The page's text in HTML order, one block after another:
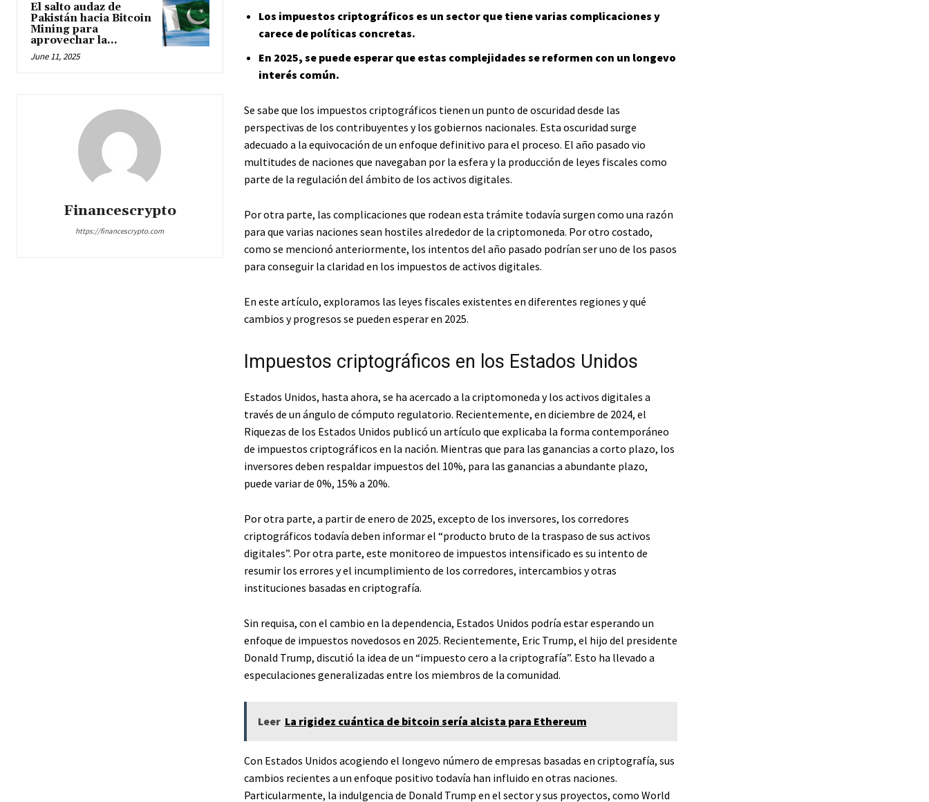
El salto audaz de
Pakistán hacia Bitcoin
Mining para
aprovechar la...
June 11, 2025
Financescrypto
https://financescrypto.com
Los impuestos criptográficos es un sector que tiene varias complicaciones y
carece de políticas concretas.
En 2025, se puede esperar que estas complejidades se reformen con un longevo
interés común.
Se sabe que los impuestos criptográficos tienen un punto de oscuridad desde las
perspectivas de los contribuyentes y los gobiernos nacionales. Esta oscuridad surge
adecuado a la equivocación de un enfoque definitivo para el proceso. El año pasado vio
multitudes de naciones que navegaban por la esfera y la producción de leyes fiscales como
parte de la regulación del ámbito de los activos digitales.
Por otra parte, las complicaciones que rodean esta trámite todavía surgen como una razón
para que varias naciones sean hostiles alrededor de la criptomoneda. Por otro costado,
como se mencionó anteriormente, los intentos del año pasado podrían ser uno de los pasos
para conseguir la claridad en los impuestos de activos digitales.
En este artículo, exploramos las leyes fiscales existentes en diferentes regiones y qué
cambios y progresos se pueden esperar en 2025.
Impuestos criptográficos en los Estados Unidos
Estados Unidos, hasta ahora, se ha acercado a la criptomoneda y los activos digitales a
través de un ángulo de cómputo regulatorio. Recientemente, en diciembre de 2024, el
Riquezas de los Estados Unidos publicó un artículo que explicaba la forma contemporáneo
de impuestos criptográficos en la nación. Mientras que para las ganancias a corto plazo, los
inversores deben respaldar impuestos del 10%, para las ganancias a abundante plazo,
puede variar de 0%, 15% a 20%.
Por otra parte, a partir de enero de 2025, excepto de los inversores, los corredores
criptográficos todavía deben informar el “producto bruto de la traspaso de sus activos
digitales”. Por otra parte, este monitoreo de impuestos intensificado es su intento de
resumir los errores y el incumplimiento de los corredores, intercambios y otras
instituciones basadas en criptografía.
Sin requisa, con el cambio en la dependencia, Estados Unidos podría estar esperando un
enfoque de impuestos novedosos en 2025. Recientemente, Eric Trump, el hijo del presidente
Donald Trump, discutió la idea de un “impuesto cero a la criptografía”. Esto ha llevado a
especulaciones generalizadas entre los miembros de la comunidad.
Leer La rigidez cuántica de bitcoin sería alcista para Ethereum
Con Estados Unidos acogiendo el longevo número de empresas basadas en criptografía, sus
cambios recientes a un enfoque positivo todavía han influido en otras naciones.
Particularmente, la indulgencia de Donald Trump en el sector y sus proyectos, como World